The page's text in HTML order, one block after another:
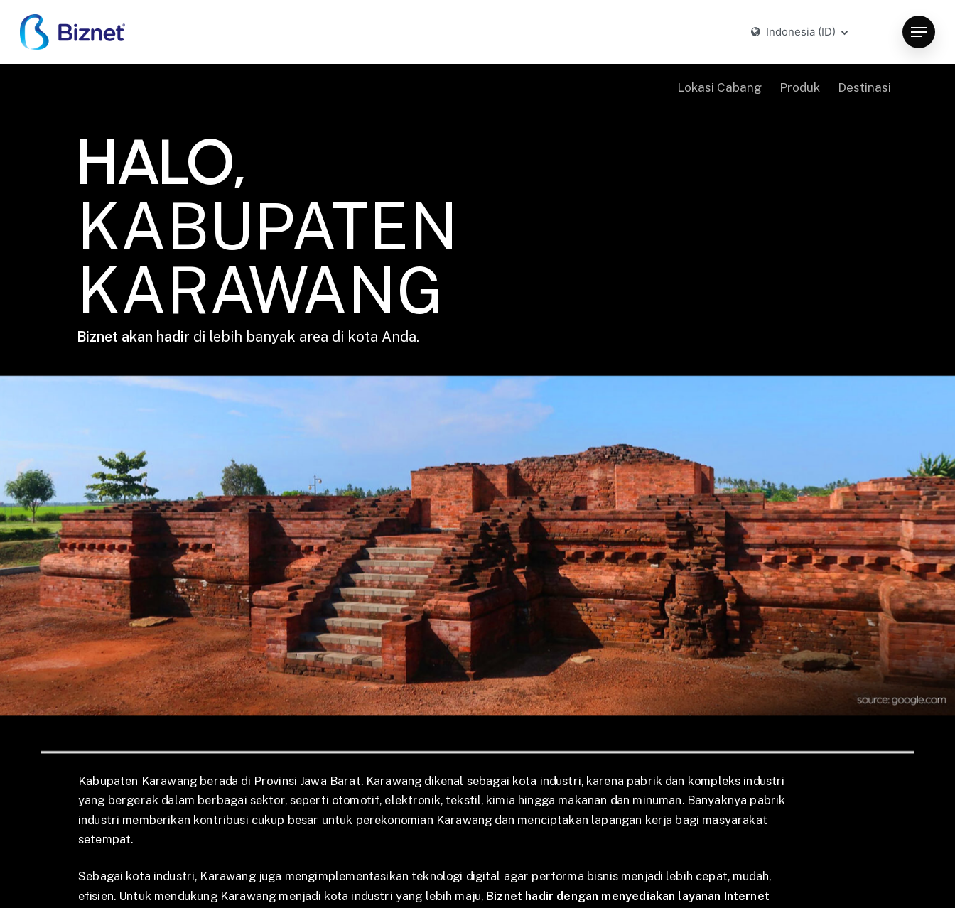
main
content
Indonesia (ID) Menu
Lokasi Cabang Produk Destinasi
HALO,
KABUPATEN
KARAWANG
Biznet akan hadir di lebih banyak area di kota Anda.
Kabupaten Karawang berada di Provinsi Jawa Barat. Karawang dikenal sebagai kota industri, karena pabrik dan kompleks industri
yang bergerak dalam berbagai sektor, seperti otomotif, elektronik, tekstil, kimia hingga makanan dan minuman. Banyaknya pabrik
industri memberikan kontribusi cukup besar untuk perekonomian Karawang dan menciptakan lapangan kerja bagi masyarakat
setempat.
Sebagai kota industri, Karawang juga mengimplementasikan teknologi digital agar performa bisnis menjadi lebih cepat, mudah,
efisien. Untuk mendukung Karawang menjadi kota industri yang lebih maju, Biznet hadir dengan menyediakan layanan Internet